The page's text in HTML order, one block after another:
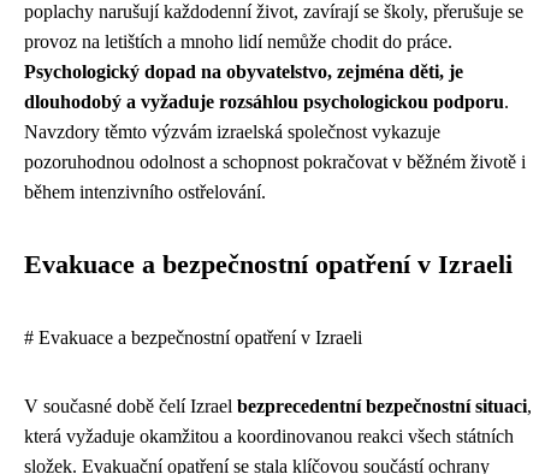
poplachy narušují každodenní život, zavírají se školy, přerušuje se
provoz na letištích a mnoho lidí nemůže chodit do práce.
Psychologický dopad na obyvatelstvo, zejména děti, je
dlouhodobý a vyžaduje rozsáhlou psychologickou podporu.
Navzdory těmto výzvám izraelská společnost vykazuje
pozoruhodnou odolnost a schopnost pokračovat v běžném životě i
během intenzivního ostřelování.
Evakuace a bezpečnostní opatření v Izraeli
# Evakuace a bezpečnostní opatření v Izraeli
V současné době čelí Izrael bezprecedentní bezpečnostní situaci,
která vyžaduje okamžitou a koordinovanou reakci všech státních
složek. Evakuační opatření se stala klíčovou součástí ochrany